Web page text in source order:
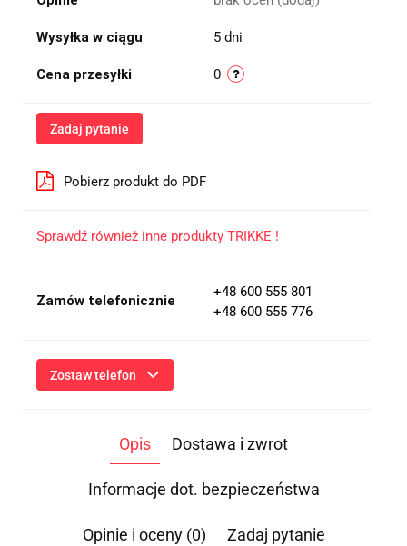
Wysyłka w ciągu 5 dni
Cena przesyłki 0
Zadaj pytanie
Pobierz produkt do PDF
Sprawdź również inne produkty TRIKKE !
Zamów telefonicznie
+48 600 555 801
+48 600 555 776
Zostaw telefon
Przesłanie formularza oznacza przekazanie danych osobowych
(imię, numer telefonu) niezbędnych do kontaktu i udzielenia
odpowiedzi na Twoje zapytanie, a także zgodę na ich
przetwarzanie przez Administratora w celu realizacji tego
Prywatności.
Opis Dostawa i zwrot
Informacje dot. bezpieczeństwa
Opinie i oceny (0) Zadaj pytanie